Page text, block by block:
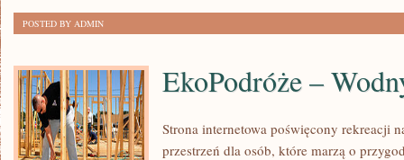
POSTED BY ADMIN
EkoPodróże –
Strona internetowa poświęcony rekreacji
przestrzeń dla osób, które marzą o